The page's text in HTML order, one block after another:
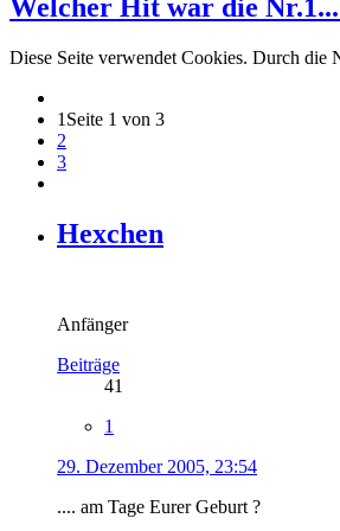
Welcher Hit war die
Diese Seite verwendet Cookies. Durch die
1 Seite 1 von 3
2
3
Hexchen
Anfänger
Beiträge
41
1
29. Dezember 2005, 23:54
.... am Tage Eurer Geburt ?